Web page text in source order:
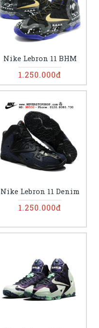
Nike Lebron 11 BHM
1.250.000đ
Nike Lebron 11 Denim
1.250.000đ